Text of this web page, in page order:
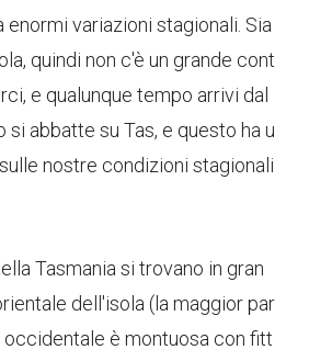
enormi variazioni stagionali. Sia
quindi non c'è un grande cont
e qualunque tempo arrivi dal
si abbatte su Tas, e questo ha u
nostre condizioni stagionali
Tasmania si trovano in gran
dell'isola (la maggior par
è montuosa con fitt